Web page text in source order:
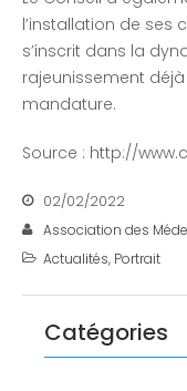
l’installation de ses
s’inscrit dans la
rajeunissement
mandature.
Source : http://
02/02/2022
Association des
Actualités, Portrait
Catégories